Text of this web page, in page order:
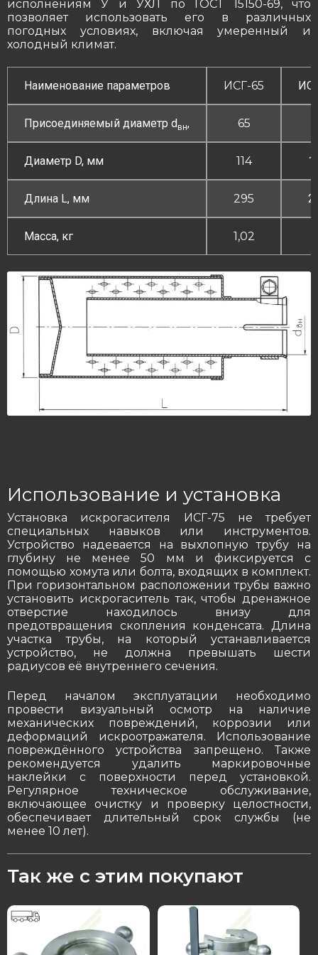
исполнениям У и УХЛ по ГОСТ 15150-69, что
позволяет использовать его в различных
погодных условиях, включая умеренный и
холодный климат.
Наименование параметров ИСГ-65
Присоединяемый диаметр d вн, 65
Диаметр D, мм 114
Длина L, мм 295
Масса, кг 1,02
Использование и установка
Установка искрогасителя ИСГ-75 не требует
специальных навыков или инструментов.
Устройство надевается на выхлопную трубу на
глубину не менее 50 мм и фиксируется с
помощью хомута или болта, входящих в комплект.
При горизонтальном расположении трубы важно
установить искрогаситель так, чтобы дренажное
отверстие находилось внизу для
предотвращения скопления конденсата. Длина
участка трубы, на который устанавливается
устройство, не должна превышать шести
радиусов её внутреннего сечения.
Перед началом эксплуатации необходимо
провести визуальный осмотр на наличие
механических повреждений, коррозии или
деформаций искроотражателя. Использование
повреждённого устройства запрещено. Также
рекомендуется удалить маркировочные
наклейки с поверхности перед установкой.
Регулярное техническое обслуживание,
включающее очистку и проверку целостности,
обеспечивает длительный срок службы (не
менее 10 лет).
Так же с этим покупают